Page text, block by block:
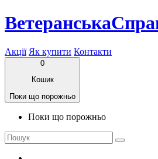
Акції Як купити Контакти
0
Кошик
Поки що порожньо
Поки що порожньо